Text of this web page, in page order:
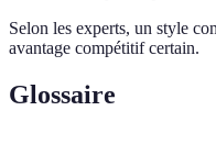
Selon les experts, un style
avantage compétitif certain.
Glossaire